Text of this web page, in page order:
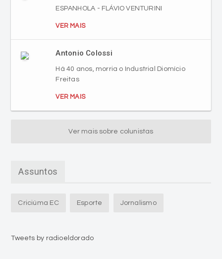
ESPANHOLA - FLÁVIO VENTURINI
VER MAIS
Antonio Colossi
Há 40 anos, morria o Industrial Diomício
Freitas
VER MAIS
Ver mais sobre colunistas
Assuntos
Criciúma EC Esporte Jornalismo
Tweets by radioeldorado